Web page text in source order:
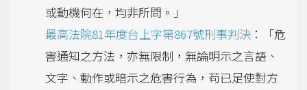
或動機何在，均非所問。」
最高法院81年度台上字第867號刑事判決 ：「危
害通知之方法，亦無限制，無論明示之言語、
文字、動作或暗示之危害行為，苟已足使對方